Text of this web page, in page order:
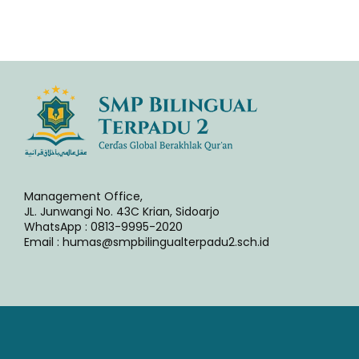
Management Office,
JL. Junwangi No. 43C Krian, Sidoarjo
WhatsApp : 0813-9995-2020
Email : humas@smpbilingualterpadu2.sch.id